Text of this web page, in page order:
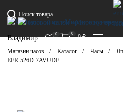
Поиск товара
Владимир
0 0 0 ₽
Магазин часов Каталог Часы
EFR-526D-7AVUDF